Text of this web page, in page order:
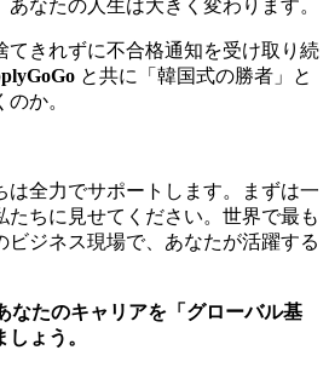
なたの人生は大きく変わります。
てきれずに不合格通知を受け取り続
と共に「韓国式の勝者」と
か。
は全力でサポートします。まずは一
たちに見せてください。世界で最も
ビジネス現場で、あなたが活躍する
なたのキャリアを「グローバル基
ょう。